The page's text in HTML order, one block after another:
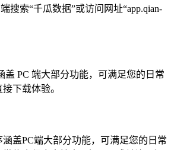
搜索“千瓜数据”或访问网址“app.qian-
盖 PC 端大部分功能，可满足您的日常
下载体验。
涵盖PC端大部分功能，可满足您的日常